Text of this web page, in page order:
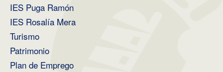
IES Puga Ramón
IES Rosalía Mera
Turismo
Patrimonio
Plan de Emprego